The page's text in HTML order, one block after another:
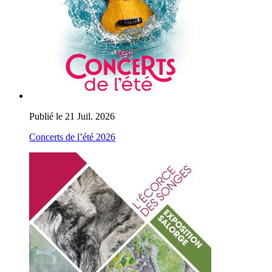
Publié le 21 Juil. 2026
Concerts de l’été 2026